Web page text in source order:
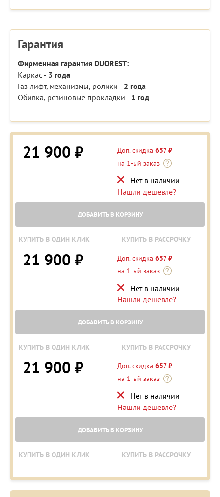
Гарантия
Фирменная гарантия DUOREST:
Каркас - 3 года
Газ-лифт, механизмы, ролики - 2 года
Обивка, резиновые прокладки - 1 год
21 900 ₽ Доп. скидка 657 ₽
на 1-ый заказ
Нет в наличии
Нашли дешевле?
ДОБАВИТЬ В КОРЗИНУ
КУПИТЬ В ОДИН КЛИК КУПИТЬ В РАССРОЧКУ
21 900 ₽ Доп. скидка 657 ₽
на 1-ый заказ
Нет в наличии
Нашли дешевле?
ДОБАВИТЬ В КОРЗИНУ
КУПИТЬ В ОДИН КЛИК КУПИТЬ В РАССРОЧКУ
21 900 ₽ Доп. скидка 657 ₽
на 1-ый заказ
Нет в наличии
Нашли дешевле?
ДОБАВИТЬ В КОРЗИНУ
КУПИТЬ В ОДИН КЛИК КУПИТЬ В РАССРОЧКУ